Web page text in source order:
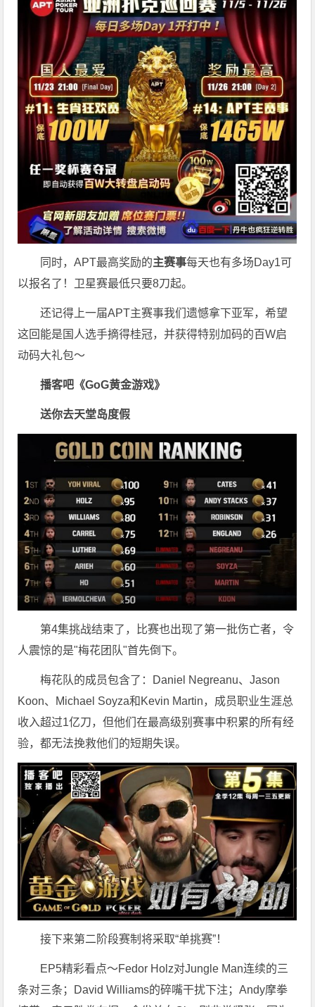
同时，APT最高奖励的主赛事每天也有多场Day1可
以报名了！卫星赛最低只要8刀起。
还记得上一届APT主赛事我们遗憾拿下亚军，希望
这回能是国人选手摘得桂冠，并获得特别加码的百W启
动码大礼包～
播客吧 《GoG黄金游戏》
送你去天堂岛度假
第4集挑战结束了，比赛也出现了第一批伤亡者，令
人震惊的是"梅花团队"首先倒下。
梅花队的成员包含了：Daniel Negreanu、Jason
Koon、Michael Soyza和Kevin Martin，成员职业生涯总
收入超过1亿刀，但他们在最高级别赛事中积累的所有经
验，都无法挽救他们的短期失误。
接下来第二阶段赛制将采取“单挑赛”！
EP5精彩看点～Fedor Holz对Jungle Man连续的三
条对三条；David Williams的碎嘴干扰下注；Andy摩拳